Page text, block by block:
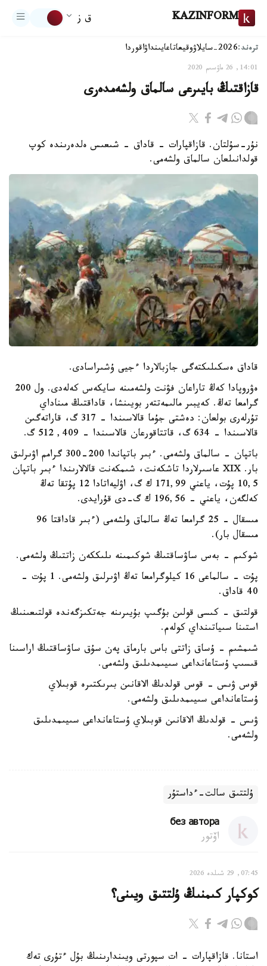
KAZINFORM ق ز
ترەند:2026-سايلاۋ وقيعاتاعايىنداۋاقوردا
14:01, 26 ماۋسىم 2020
قازاقتىڭ بايىرعى سالماق ولشەمدەرى
نۇر-سۇلتان. قازاقپارات - قاداق - شىعىس ەلدەرىندە كوپ
قولدانىلعان سالماق ولشەمى.
قاداق ەسكىلىكتەگى جازبالاردا ءجيى ۇشىراسادى.
ەۋروپادا كەڭ تاراعان فۋنت ولشەمىنە سايكەس كەلەدى. ول 200
گرامعا تەڭ. كەيبىر مالىمەتتەر بويىنشا، قاداقتىڭ مىناداي
تۇرلەرى بولعان: دەشتى جۇما قالاسىندا - 317 گ، قاراتەگىن
قالاسىندا - 634 گ، قاتتاقورعان قالاسىندا - 409, 512 گ.
باتپان - سالماق ولشەمى. ءبىر باتپاندا 200-300 گرامم اۋىرلىق
بار. XIX عاسىرلاردا تاشكەنت، شىمكەنت قالالارىندا ءبىر باتپان
10,5 پۇت، ياعني 171,99 ك گ، اۋليەاتادا 12 پۇتقا تەڭ
كەلگەن، ياعني - 196,56 ك گ-دى قۇرايدى.
مىسقال - 25 گرامعا تەڭ سالماق ولشەمى (ءبىر قاداقتا 96
مىسقال بار).
شوكىم - بەس ساۋساقتىڭ شوكىمىنە ىلىككەن زاتتىڭ ولشەمى.
پۇت - سالماعى 16 كيلوگرامعا تەڭ اۋىرلىق ولشەمى. 1 پۇت -
40 قاداق.
قولتىق - كىسى قولىن بۇگىپ بۇيىرىنە جەتكىزگەندە قولتىعىنىڭ
استىنا سىياتىنداي كولەم.
شىمشىم - ۇساق زاتتى باس بارماق پەن سۇق ساۋساقتىڭ اراسىنا
قىسىپ ۇستاعانداعى سىيىمدىلىق ولشەمى.
قوس ۋىس - قوس قولدىڭ الاقانىن بىرىكتىرە قوبىلاي
ۇستاعانداعى سىيىمدىلىق ولشەمى.
ۋىس - قولدىڭ الاقانىن قوبىلاي ۇستاعانداعى سىيىمدىلىق
ولشەمى.
ۇلتتىق سالت-ءداستۇر
без автора
اۆتور
07:45, 29 شىلدە 2026
كوكپار كىمنىڭ ۇلتتىق ويىنى؟
استانا. قازاقپارات - ات سپورتى ويىندارىنىڭ بۇل ءتۇرى تەك